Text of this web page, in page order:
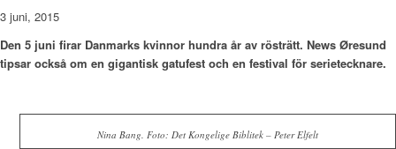
3 juni, 2015
Den 5 juni firar Danmarks kvinnor hundra år av rösträtt. News Øresund
tipsar också om en gigantisk gatufest och en festival för serietecknare.
Nina Bang. Foto: Det Kongelige Biblitek – Peter Elfelt